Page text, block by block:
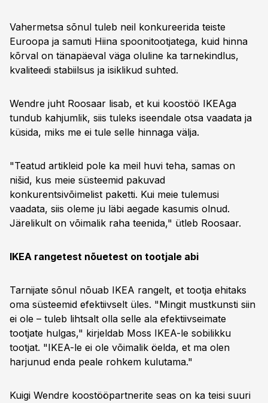
Vahermetsa sõnul tuleb neil konkureerida teiste
Euroopa ja samuti Hiina spoonitootjatega, kuid hinna
kõrval on tänapäeval väga oluline ka tarnekindlus,
kvaliteedi stabiilsus ja isiklikud suhted.
Wendre juht Roosaar lisab, et kui koostöö IKEAga
tundub kahjumlik, siis tuleks iseendale otsa vaadata ja
küsida, miks me ei tule selle hinnaga välja.
"Teatud artikleid pole ka meil huvi teha, samas on
nišid, kus meie süsteemid pakuvad
konkurentsivõimelist paketti. Kui meie tulemusi
vaadata, siis oleme ju läbi aegade kasumis olnud.
Järelikult on võimalik raha teenida," ütleb Roosaar.
IKEA rangetest nõuetest on tootjale abi
Tarnijate sõnul nõuab IKEA rangelt, et tootja ehitaks
oma süsteemid efektiivselt üles. "Mingit mustkunsti siin
ei ole – tuleb lihtsalt olla selle ala efektiivseimate
tootjate hulgas," kirjeldab Moss IKEA-le sobilikku
tootjat. "IKEA-le ei ole võimalik öelda, et ma olen
harjunud enda peale rohkem kulutama."
Kuigi Wendre koostööpartnerite seas on ka teisi suuri